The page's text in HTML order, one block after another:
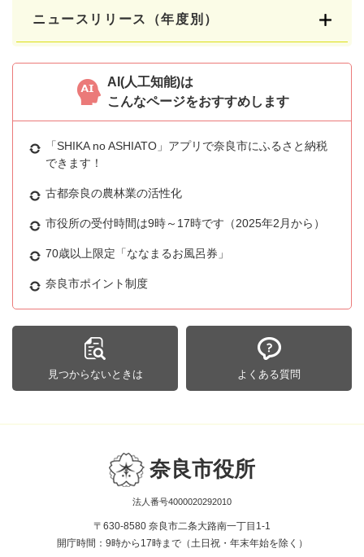
ニュースリリース（年度別）
AI(人工知能)は
こんなページをおすすめします
「SHIKA no ASHIATO」アプリで奈良市にふるさと納税
できます！
古都奈良の農林業の活性化
市役所の受付時間は9時～17時です（2025年2月から）
70歳以上限定「ななまるお風呂券」
奈良市ポイント制度
見つからないときは よくある質問
奈良市役所
法人番号4000020292010
〒630-8580 奈良市二条大路南一丁目1-1
開庁時間：9時から17時まで（土日祝・年末年始を除く）